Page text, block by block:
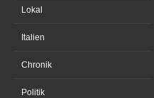
Lokal
Italien
Chronik
Politik